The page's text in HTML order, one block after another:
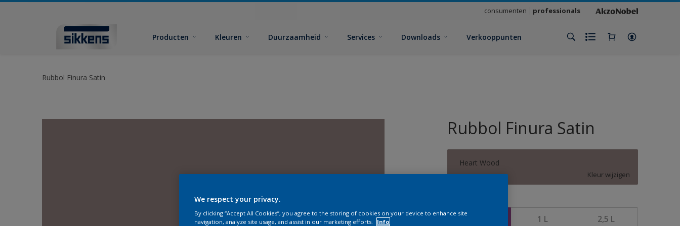
consumenten professionals
Producten Kleuren Duurzaamheid Services Downloads Verkooppunten
Rubbol Finura Satin
Rubbol Finura Satin
Heart Wood
Kleur wijzigen
500 ML 1 L 2,5 L
We respect your privacy.
By clicking “Accept All Cookies”, you agree to the storing of cookies on your device to enhance site
navigation, analyze site usage, and assist in our marketing efforts.
Info